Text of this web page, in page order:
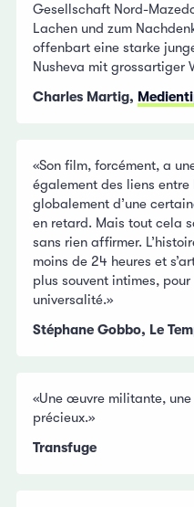
Gesellschaft Nord-
Lachen und zum
offenbart eine starke
Nusheva mit grossartiger
Charles Martig,
«Son film, forcément, a
également des liens entre
globalement d’une
en retard. Mais tout cela
sans rien affirmer.
moins de 24 heures et
plus souvent intimes,
universalité.»
Stéphane Gobbo, Le
«Une œuvre militante,
précieux.»
Transfuge